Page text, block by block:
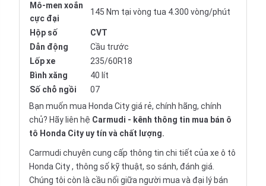
Mô-men xoắn
cực đại
145 Nm tại vòng tua 4.300 vòng/phút
Hộp số
CVT
Dẫn động
Cầu trước
Lốp xe
235/60R18
Bình xăng
40 lít
Số chỗ ngồi
07
Bạn muốn mua Honda City giá rẻ, chính hãng, chính
chủ? Hãy liên hệ Carmudi - kênh thông tin mua bán ô
tô Honda City uy tín và chất lượng.
Carmudi chuyên cung cấp thông tin chi tiết của xe ô tô
Honda City , thông số kỹ thuật, so sánh, đánh giá.
Chúng tôi còn là cầu nối giữa người mua và đại lý bán